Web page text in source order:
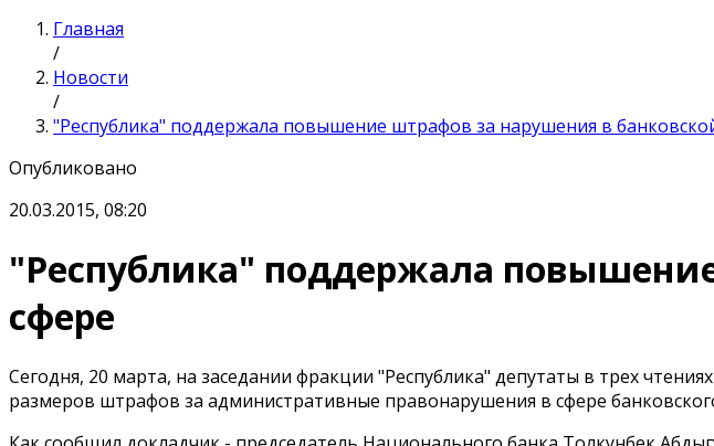
Главная
/
Новости
/
"Республика" поддержала повышение штрафов за нарушения в
Опубликовано
20.03.2015, 08:20
"Республика" поддержала
сфере
Сегодня, 20 марта, на заседании фракции "Республика" депутаты в трех
размеров штрафов за административные правонарушения в сфере